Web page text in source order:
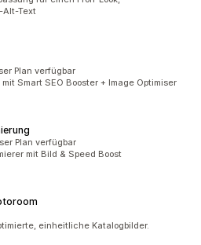
Alt-Text
Plan verfügbar
Smart SEO Booster + Image Optimiser
Plan verfügbar
mit Bild & Speed Boost
einheitliche Katalogbilder.